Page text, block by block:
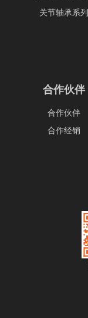
关节轴承系列
合作伙伴
合作伙伴
合作经销